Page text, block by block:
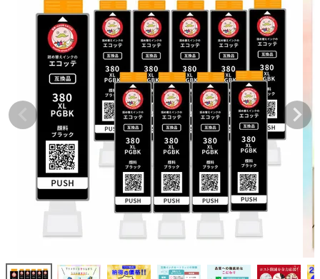
キャノンインク
エプソンインク
ブラザーインク
詰め替えインク
互換インクボトル
互換インクカートリッジ
再生インクカートリッジ
記事を探す
お客様の声
お店の紹介
ご利用ガイド